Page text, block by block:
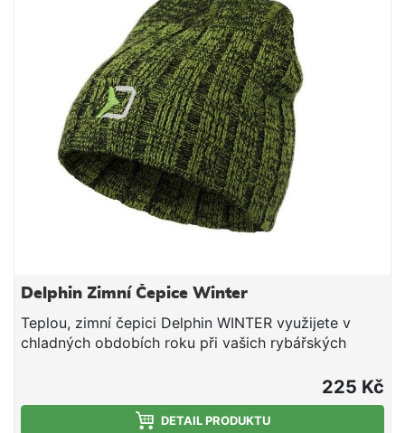
Delphin Zimní Čepice Winter
Teplou, zimní čepici Delphin WINTER využijete v
chladných obdobích roku při vašich rybářských
Zeleno-černé provedení ji předurčuje k využití také
na lovu, turistice či zimních procházkách po městě.
Čepice je tvořena pleteným akrylem, který je velmi
225 Kč
DETAIL PRODUKTU